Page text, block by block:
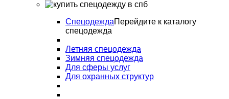
СпецодеждаПерейдите к каталогу
спецодежда
Летняя спецодежда
Зимняя спецодежда
Для сферы услуг
Для охранных структур